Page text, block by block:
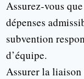
Assurez-vous
dépenses
subvention
d’équipe.
Assurer la liaison